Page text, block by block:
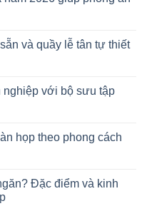
và quầy lễ tân tự thiết
nghiệp với bộ sưu tập
họp theo phong cách
Đặc điểm và kinh